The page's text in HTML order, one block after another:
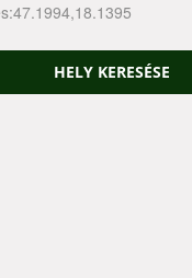
47.1994,18.1395
HELY KERESÉSE